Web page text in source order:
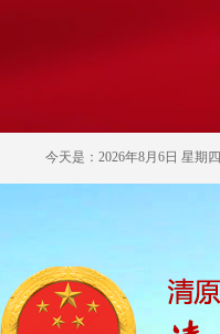
今天是：2026年8月6日 星期四